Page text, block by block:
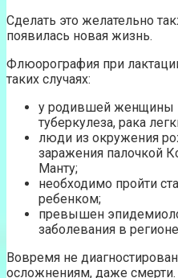
Сделать это желательно
появилась новая жизнь.
Флюорография при
таких случаях:
у родившей женщины
туберкулеза, рака
люди из окружения
заражения палочкой
Манту;
необходимо пройти
ребенком;
превышен
заболевания в
Вовремя не
осложнениям, даже